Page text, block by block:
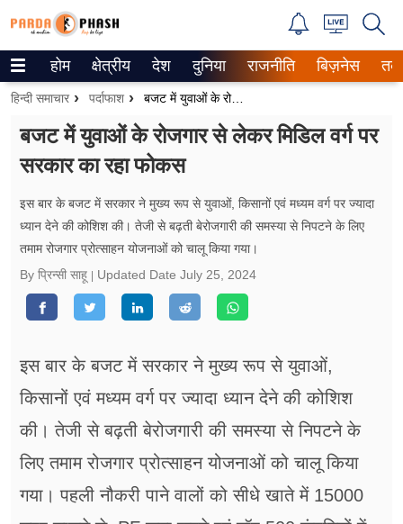
Trending on Google News
ePaper
वेब स्टोरीज
उत्तर प्रदेश
गैलरी
वीडियो
जीवन मंत्रा
सेहत
ब्‍यूटी
होम क्षेत्रीय देश दुनिया राजनीति बिज़नेस
हिन्दी समाचार पर्दाफाश बजट में युवाओं के रोजगार से लेकर मिडिल वर्ग पर सरकार का रहा फोकस
बजट में युवाओं के रोजगार से लेकर मिडिल वर्ग पर
सरकार का रहा फोकस
इस बार के बजट में सरकार ने मुख्य रूप से युवाओं, किसानों एवं मध्यम वर्ग पर ज्यादा
ध्यान देने की कोशिश की। तेजी से बढ़ती बेरोजगारी की समस्या से निपटने के लिए
तमाम रोजगार प्रोत्साहन योजनाओं को चालू किया गया।
By प्रिन्सी साहू
Updated Date July 25, 2024
इस बार के बजट में सरकार ने मुख्य रूप से युवाओं,
किसानों एवं मध्यम वर्ग पर ज्यादा ध्यान देने की कोशिश
की। तेजी से बढ़ती बेरोजगारी की समस्या से निपटने के
लिए तमाम रोजगार प्रोत्साहन योजनाओं को चालू किया
गया। पहली नौकरी पाने वालों को सीधे खाते में 15000